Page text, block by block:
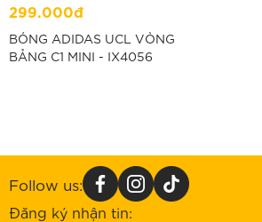
299.000đ
BÓNG ADIDAS UCL VÒNG
BẢNG C1 MINI - IX4056
Follow us:
Đăng ký nhận tin: